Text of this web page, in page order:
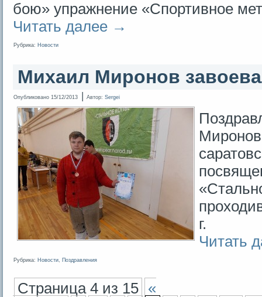
бою» упражнение «Спортивное
Читать далее →
Рубрика: Новости
Михаил Миронов
Опубликовано 15/12/2013 | Автор: Sergei
г.
Читать
Рубрика: Новости, Поздравления
Страница 4 из 15
«